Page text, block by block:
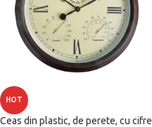
HOT
Ceas din plastic, de perete, cu cifre